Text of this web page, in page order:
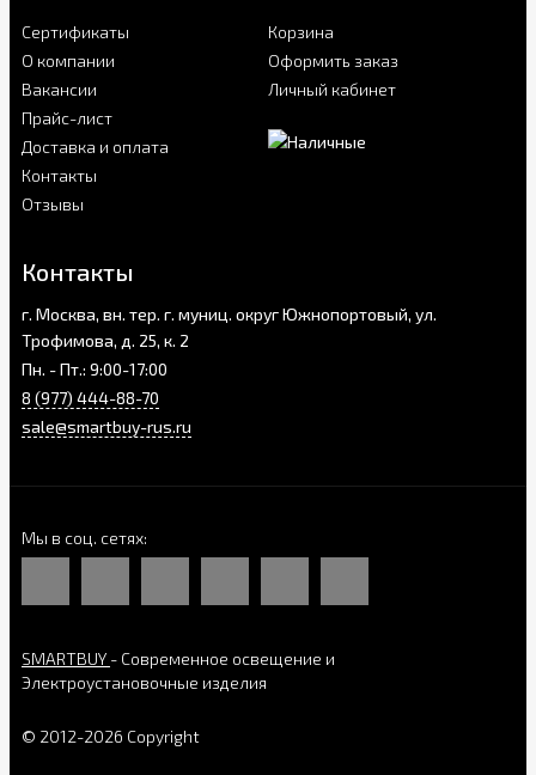
Сертификаты
О компании
Вакансии
Прайс-лист
Доставка и оплата
Контакты
Отзывы
Корзина
Оформить заказ
Личный кабинет
Контакты
г. Москва, вн. тер. г. муниц. округ Южнопортовый, ул.
Трофимова, д. 25, к. 2
Пн. - Пт.: 9:00-17:00
8 (977) 444-88-70
sale@smartbuy-rus.ru
Мы в соц. сетях
SMARTBUY - Современное освещение и
Электроустановочные изделия
© 2012-2026 Copyright